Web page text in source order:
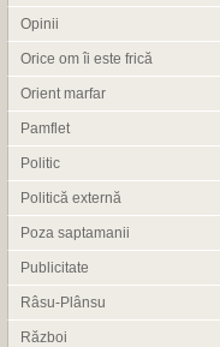
Opinii
Orice om îi este frică
Orient marfar
Pamflet
Politic
Politică externă
Poza saptamanii
Publicitate
Râsu-Plânsu
Război